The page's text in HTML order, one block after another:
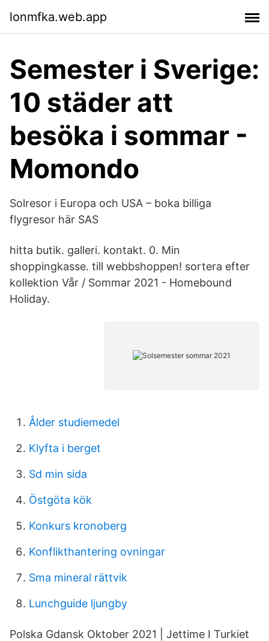
lonmfka.web.app
Semester i Sverige:
10 städer att
besöka i sommar -
Momondo
Solresor i Europa och USA – boka billiga
flygresor här SAS
hitta butik. galleri. kontakt. 0. Min
shoppingkasse. till webbshoppen! sortera efter
kollektion Vår / Sommar 2021 - Homebound
Holiday.
Ålder studiemedel
Klyfta i berget
Sd min sida
Östgöta kök
Konkurs kronoberg
Konflikthantering ovningar
Sma mineral rättvik
Lunchguide ljungby
Polska Gdansk Oktober 2021 | Jettime I Turkiet